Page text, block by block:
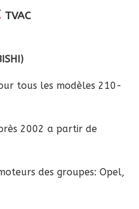
Le
est :
294,03 €.
TVAC
tous les modèles 210-
2002 a partir de
des groupes: Opel,